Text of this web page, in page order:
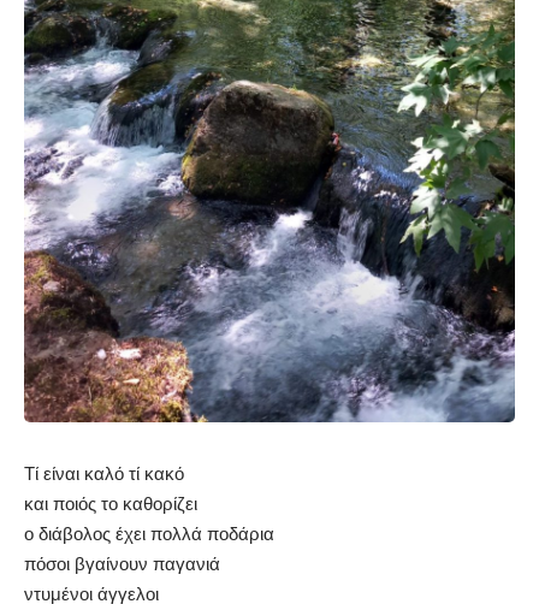
Τί είναι καλό τί κακό
και ποιός το καθορίζει
ο διάβολος έχει πολλά ποδάρια
πόσοι βγαίνουν παγανιά
ντυμένοι άγγελοι